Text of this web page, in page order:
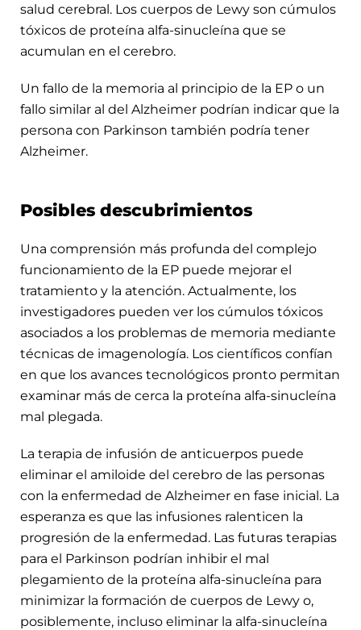
salud cerebral. Los cuerpos de Lewy son cúmulos
tóxicos de proteína alfa-sinucleína que se
acumulan en el cerebro.
Un fallo de la memoria al principio de la EP o un
fallo similar al del Alzheimer podrían indicar que la
persona con Parkinson también podría tener
Alzheimer.
Posibles descubrimientos
Una comprensión más profunda del complejo
funcionamiento de la EP puede mejorar el
tratamiento y la atención. Actualmente, los
investigadores pueden ver los cúmulos tóxicos
asociados a los problemas de memoria mediante
técnicas de imagenología. Los científicos confían
en que los avances tecnológicos pronto permitan
examinar más de cerca la proteína alfa-sinucleína
mal plegada.
La terapia de infusión de anticuerpos puede
eliminar el amiloide del cerebro de las personas
con la enfermedad de Alzheimer en fase inicial. La
esperanza es que las infusiones ralenticen la
progresión de la enfermedad. Las futuras terapias
para el Parkinson podrían inhibir el mal
plegamiento de la proteína alfa-sinucleína para
minimizar la formación de cuerpos de Lewy o,
posiblemente, incluso eliminar la alfa-sinucleína